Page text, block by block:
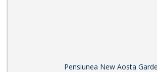
Pensiunea New Aosta Garden